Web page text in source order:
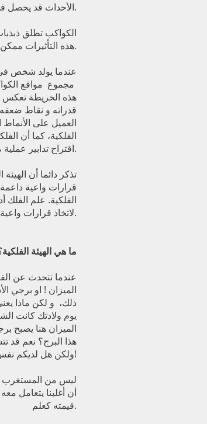
الأحداث قد يحصل في المستقبل.
الكواكب تطلق
هذه التأثيرات ممكن الأستدلال عليها من خلال دراسة الهيئة الفلكية للولادة.
عندما يولد شخص
مجموع مواقع
هذه الخريطة تعكس
قدراته و نقاط
العميل على
الفلكية، كما أن
اقتراح تدابير عملية من شأنها تحسين و تطوير مجال معين من حياته.
تذكر دائما أن
قرارات واعية
الفلكية. علم
لاتخاذ قرارات واعية لتحسينها باستخدام ارادتك الحرة.
ما هي الهيئة
عندما تتحدث عن
الميزان ! او برجي
ذلك، و لكن ماذا
يوم ولادتك كانت
الميزان هنا
هذا البرج؟ نعم قد
ولكن هل لديكم نفس الحياة بكل تفاصيلها؟!
ليس من المستغرب
أن أغلبنا يتعامل
قيمته كعلم.